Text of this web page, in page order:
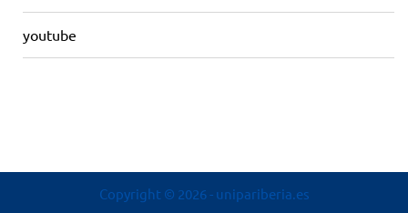
youtube
Copyright © 2026- unipariberia.es